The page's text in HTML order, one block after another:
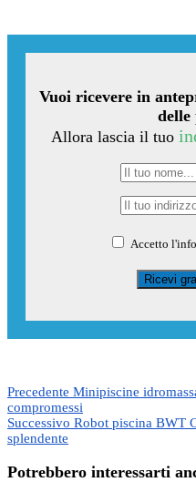
Vuoi ricevere in
delle
Allora lascia il tuo
Accetto
Precedente Minipiscine
compromessi
Successivo Robot piscina BWT
splendente
Potrebbero interessarti